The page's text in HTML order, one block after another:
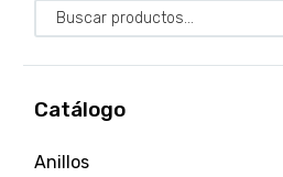
Catálogo
Anillos